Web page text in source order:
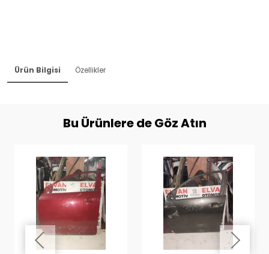
Ürün Bilgisi Özellikler
Bu Ürünlere de Göz Atın